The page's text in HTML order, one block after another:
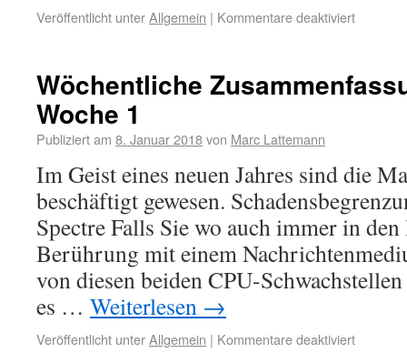
Veröffentlicht unterAllgemein | Kommentare deaktiviert
Wöchentliche
Woche 1
Publiziert am 8. Januar 2018von Marc Lattemann
Im Geist eines neuen Jahres sind die
beschäftigt gewesen.
Spectre Falls Sie wo auch immer in den
Berührung mit einem
von diesen beiden CPU-
es … Weiterlesen →
Veröffentlicht unterAllgemein | Kommentare deaktiviert